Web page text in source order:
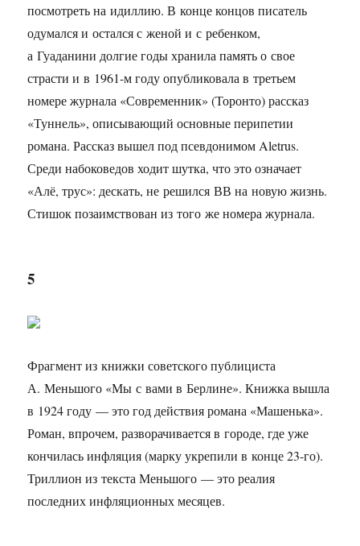
посмотреть на идиллию. В конце концов писатель
одумался и остался с женой и с ребенком,
а Гуаданини долгие годы хранила память о свое
страсти и в 1961-мгоду опубликовала в третьем
номере журнала «Современник» (Торонто) рассказ
«Туннель», описывающий основные перипетии
романа. Рассказ вышел под псевдонимом Aletrus.
Среди набоковедов ходит шутка, что это означает
«Алё, трус»: дескать, не решился ВВ на новую жизнь.
Стишок позаимствован из того же номера журнала.
5
Фрагмент из книжки советского публициста
А. Меньшого «Мы с вами в Берлине». Книжка вышла
в 1924 году — это год действия романа «Машенька».
Роман, впрочем, разворачивается в городе, где уже
кончилась инфляция (марку укрепили в конце23-го).
Триллион из текста Меньшого — это реалия
последних инфляционных месяцев.